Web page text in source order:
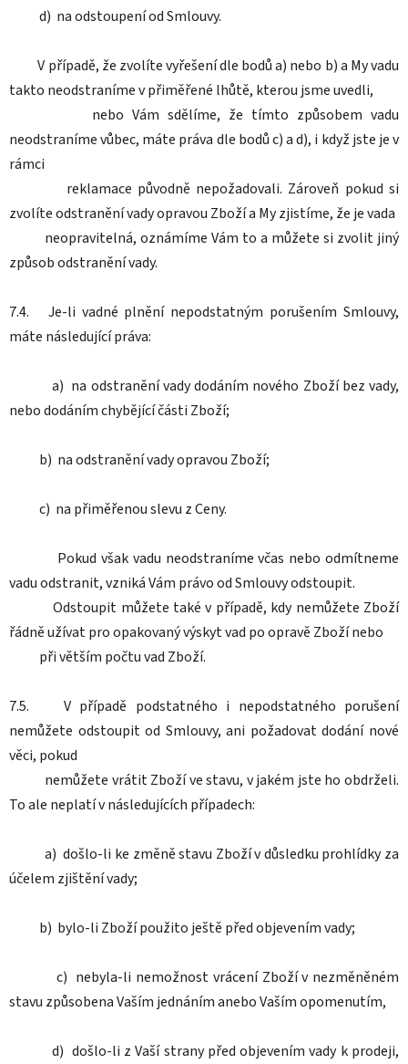
d) na odstoupení od Smlouvy.
V případě, že zvolíte vyřešení dle bodů a) nebo b) a My vadu
takto neodstraníme v přiměřené lhůtě, kterou jsme uvedli,
nebo Vám sdělíme, že tímto způsobem vadu
neodstraníme vůbec, máte práva dle bodů c) a d), i když jste je v
rámci
reklamace původně nepožadovali. Zároveň pokud si
zvolíte odstranění vady opravou Zboží a My zjistíme, že je vada
neopravitelná, oznámíme Vám to a můžete si zvolit jiný
způsob odstranění vady.
7.4. Je-li vadné plnění nepodstatným porušením Smlouvy,
máte následující práva:
a) na odstranění vady dodáním nového Zboží bez vady,
nebo dodáním chybějící části Zboží;
b) na odstranění vady opravou Zboží;
c) na přiměřenou slevu z Ceny.
Pokud však vadu neodstraníme včas nebo odmítneme
vadu odstranit, vzniká Vám právo od Smlouvy odstoupit.
Odstoupit můžete také v případě, kdy nemůžete Zboží
řádně užívat pro opakovaný výskyt vad po opravě Zboží nebo
při větším počtu vad Zboží.
7.5. V případě podstatného i nepodstatného porušení
nemůžete odstoupit od Smlouvy, ani požadovat dodání nové
věci, pokud
nemůžete vrátit Zboží ve stavu, v jakém jste ho obdrželi.
To ale neplatí v následujících případech:
a) došlo-li ke změně stavu Zboží v důsledku prohlídky za
účelem zjištění vady;
b) bylo-li Zboží použito ještě před objevením vady;
c) nebyla-li nemožnost vrácení Zboží v nezměněném
stavu způsobena Vaším jednáním anebo Vaším opomenutím,
d) došlo-li z Vaší strany před objevením vady k prodeji,